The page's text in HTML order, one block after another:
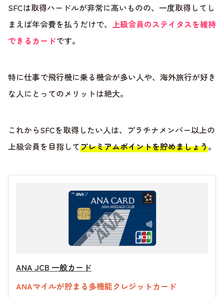
SFCは取得ハードルが非常に高いものの、一度取得してし
まえば年会費を払うだけで、 上級会員のステイタスを維持
できるカードです。
特に仕事で飛行機に乗る機会が多い人や、海外旅行が好き
な人にとってのメリットは絶大。
これからSFCを取得したい人は、プラチナメンバー以上の
上級会員を目指してプレミアムポイントを貯めましょう。
ANA JCB 一般カード
ANAマイルが貯まる多機能クレジットカード